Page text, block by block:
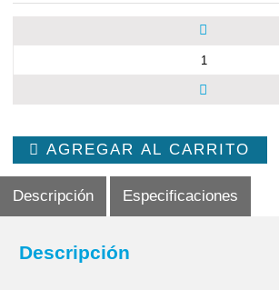
AGREGAR AL CARRITO
Descripción Especificaciones
Descripción